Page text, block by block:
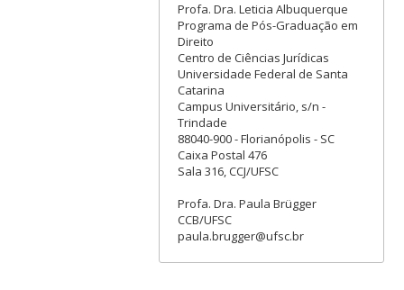
Profa. Dra. Leticia Albuquerque
Programa de Pós-Graduação em
Direito
Centro de Ciências Jurídicas
Universidade Federal de Santa
Catarina
Campus Universitário, s/n -
Trindade
88040-900 - Florianópolis - SC
Caixa Postal 476
Sala 316, CCJ/UFSC
Profa. Dra. Paula Brügger
CCB/UFSC
paula.brugger@ufsc.br